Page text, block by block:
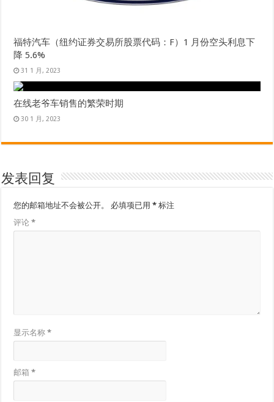
福特汽车（纽约证券交易所股票代码：F）1 月份空头利息下
降 5.6%
31 1 月, 2023
在线老爷车销售的繁荣时期
30 1 月, 2023
发表回复
您的邮箱地址不会被公开。 必填项已用* 标注
评论*
显示名称*
邮箱*